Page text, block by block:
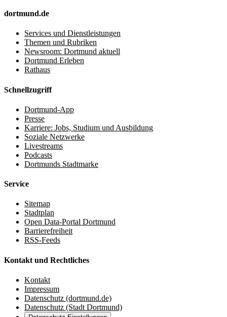
dortmund.de
Services und Dienstleistungen
Themen und Rubriken
Newsroom: Dortmund aktuell
Dortmund Erleben
Rathaus
Schnellzugriff
Dortmund-App
Presse
Karriere: Jobs, Studium und Ausbildung
Soziale Netzwerke
Livestreams
Podcasts
Dortmunds Stadtmarke
Service
Sitemap
Stadtplan
Open Data-Portal Dortmund
Barrierefreiheit
RSS-Feeds
Kontakt und Rechtliches
Kontakt
Impressum
Datenschutz (dortmund.de)
Datenschutz (Stadt Dortmund)